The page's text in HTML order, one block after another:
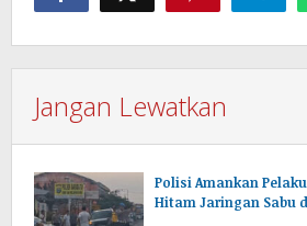
Jangan Lewatkan
Polisi Amankan
Hitam Jaringan Sabu